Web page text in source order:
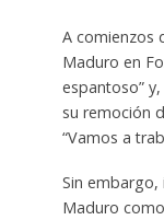
A comienzos
Maduro en
espantoso”
su remoción
“Vamos a
Sin embargo,
Maduro